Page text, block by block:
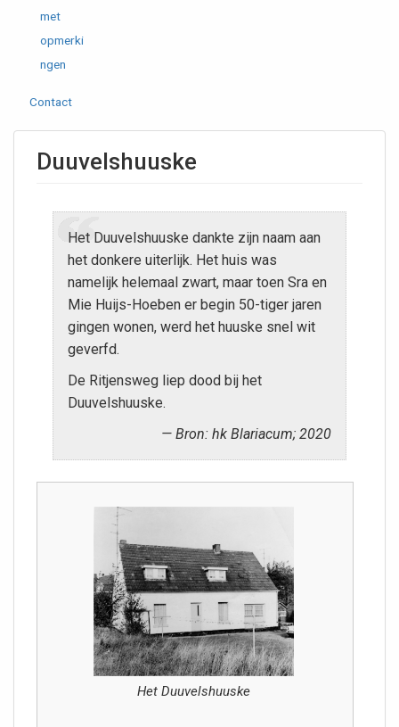
met
opmerki
ngen
Contact
Duuvelshuuske
Het Duuvelshuuske dankte zijn naam aan
het donkere uiterlijk. Het huis was
namelijk helemaal zwart, maar toen Sra en
Mie Huijs-Hoeben er begin 50-tiger jaren
gingen wonen, werd het huuske snel wit
geverfd.
De Ritjensweg liep dood bij het
Duuvelshuuske.
Bron: hk Blariacum; 2020
Het Duuvelshuuske